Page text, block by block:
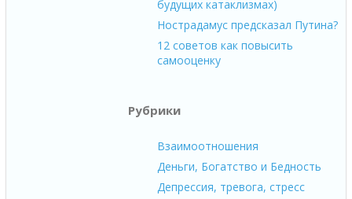
будущих катаклизмах)
Нострадамус предсказал Путина?
12 советов как повысить
самооценку
Рубрики
Взаимоотношения
Деньги, Богатство и Бедность
Депрессия, тревога, стресс